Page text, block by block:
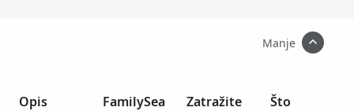
Manje
Opis
FamilySea
Zatražite
Što